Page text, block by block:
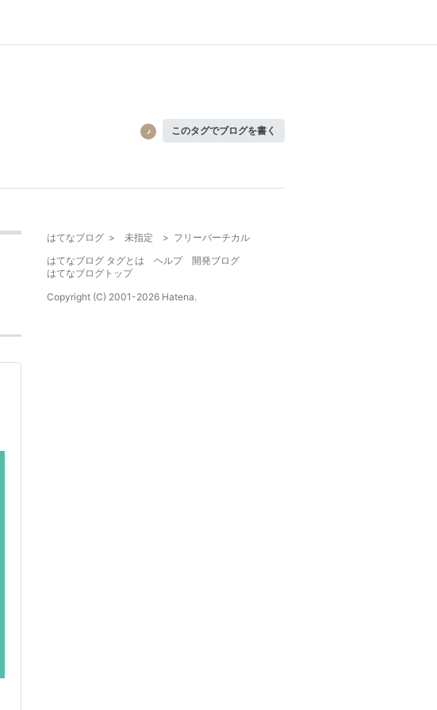
このタグでブログを書く
はてなブログ > 未指定 > フリーバーチカル
はてなブログ タグとは
ヘルプ
開発ブログ
はてなブログトップ
Copyright (C) 2001-2026 Hatena.